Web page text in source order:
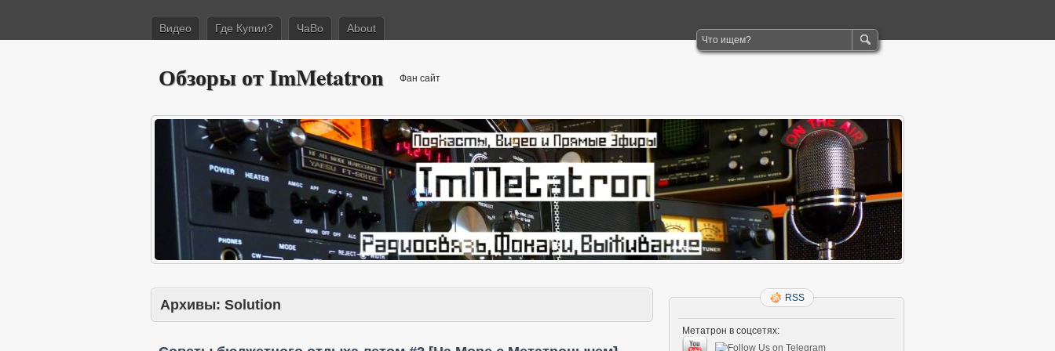
Видео Где Купил? ЧаВо About
Обзоры от ImMetatron Фан сайт
Архивы: Solution RSS
Метатрон в соцсетях: